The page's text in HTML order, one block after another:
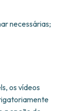
necessárias;
os vídeos